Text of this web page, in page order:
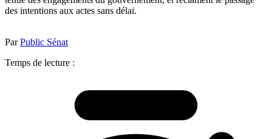
des intentions aux actes sans délai.
ParPublic Sénat
Temps de lecture :